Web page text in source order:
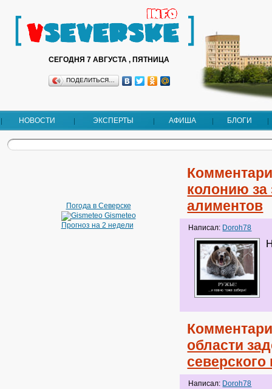
СЕГОДНЯ 7 АВГУСТА , ПЯТНИЦА
ПОДЕЛИТЬСЯ…
НОВОСТИ ЭКСПЕРТЫ АФИША БЛОГИ
Погода в Северске
Gismeteo
Прогноз на 2 недели
колонию за
алиментов
Написал: Doroh78
области
Написал: Doroh78